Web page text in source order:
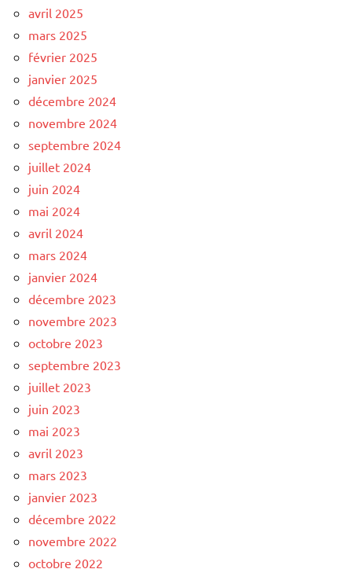
avril 2025
mars 2025
février 2025
janvier 2025
décembre 2024
novembre 2024
septembre 2024
juillet 2024
juin 2024
mai 2024
avril 2024
mars 2024
janvier 2024
décembre 2023
novembre 2023
octobre 2023
septembre 2023
juillet 2023
juin 2023
mai 2023
avril 2023
mars 2023
janvier 2023
décembre 2022
novembre 2022
octobre 2022